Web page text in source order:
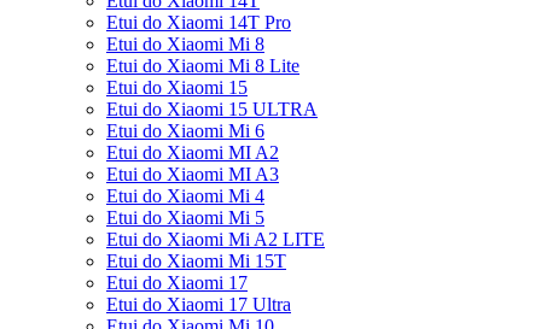
Etui do Xiaomi 14T Pro
Etui do Xiaomi Mi 8
Etui do Xiaomi Mi 8 Lite
Etui do Xiaomi 15
Etui do Xiaomi 15 ULTRA
Etui do Xiaomi Mi 6
Etui do Xiaomi MI A2
Etui do Xiaomi MI A3
Etui do Xiaomi Mi 4
Etui do Xiaomi Mi 5
Etui do Xiaomi Mi A2 LITE
Etui do Xiaomi Mi 15T
Etui do Xiaomi 17
Etui do Xiaomi 17 Ultra